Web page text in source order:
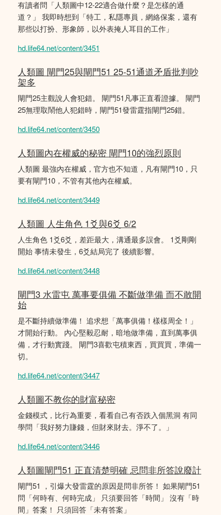
有讀者問「人類圖中12-22適合做什麼？是怎樣的通
道？」 我即時想到「特工，私隱專員，網絡保案，還有
那些以打扮、形象師，以外表掩人耳目的工作」
hd.life64.net/content/3451
人類圖 閘門25與閘門51 25-51通道矛盾批判吵
架多
閘門25主觀說人會犯錯。 閘門51凡事正直看證據。 閘門
25無理取鬧他人犯錯時，閘門51發雷霆指閘門25錯。
hd.life64.net/content/3450
人類圖內在權威的秘密 閘門10的強烈原則
人類圖 最強內在權威，官方也不知道，凡有閘門10，只
要有閘門10，不管有其他內在權威。
hd.life64.net/content/3449
人類圖 人生角色 1爻與6爻 6/2
人生角色 1爻6爻，差距最大，溝通最多誤會。 1爻剛剛
開始 事情未發生，6爻結局完了 後續影響。
hd.life64.net/content/3448
閘門3 水雷屯 萬事要俱備 不斷做準備 而不敢開
始
是不斷持續做準備！ 追求想「萬事俱備！樣樣周全！」
才開始行動。 內心堅毅忍耐，暗地做準備，直到萬事俱
備，才行動實踐。 閘門3喜歡屯積東西，買買買，準備一
切。
hd.life64.net/content/3447
人類圖不教你的財富秘密
金錢模式，比行為重要，看看自己有否跌入個黑洞 有同
學問「我好努力賺錢，但財來財去。淨不了。」
hd.life64.net/content/3446
人類圖閘門51 正直清楚明確 忌問非所答說廢計
閘門51 ，引爆大發雷霆的原因是問非所答！ 如果閘門51
問「何時有、何時完成」 只須要回答「時間」 沒有「時
間」答案！ 只須回答「未有答案」